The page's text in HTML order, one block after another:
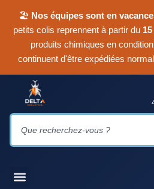
🏖 Nos équipes sont en
petits colis reprennent à partir du
produits chimiques en
continuent d'être expédiées